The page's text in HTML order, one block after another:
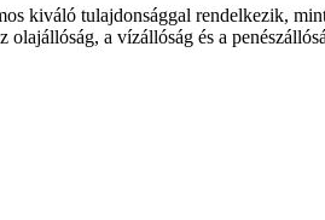
kiváló tulajdonsággal rendelkezik,
a vízállóság és a